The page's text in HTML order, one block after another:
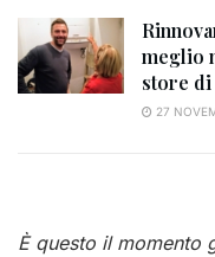
meglio
store
27
È questo il momento